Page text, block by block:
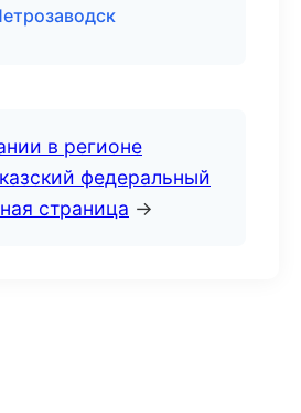
в регионе
федеральный
страница →